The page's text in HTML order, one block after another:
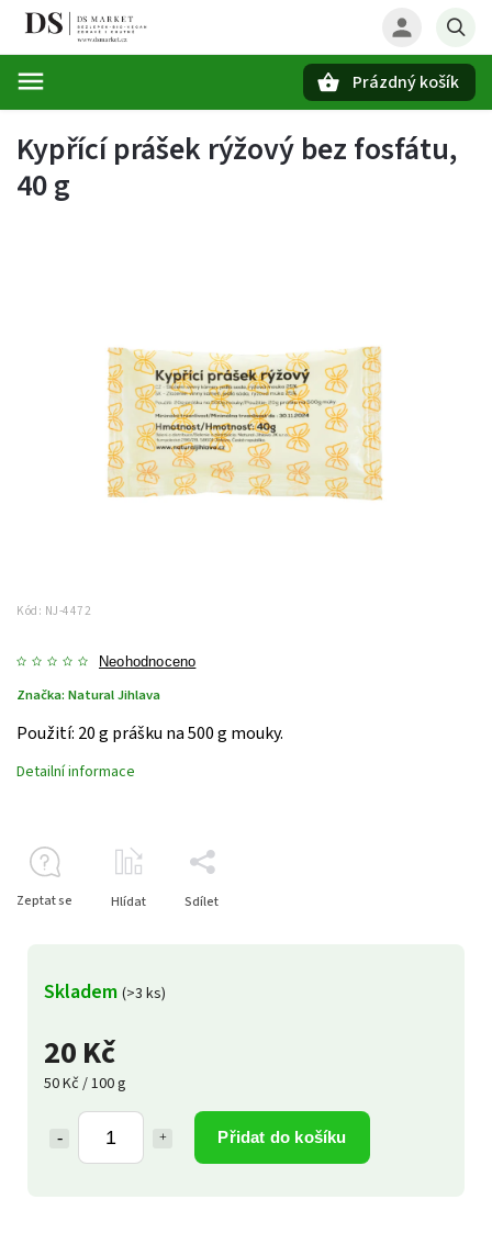
Prázdný košík
Kypřící prášek rýžový bez fosfátu,
40 g
Kód: NJ-4472
Neohodnoceno
Značka: Natural Jihlava
20 Kč
50 Kč / 100 g
Přidat do košíku
Skladem (>3 ks)
Použití: 20 g prášku na 500 g mouky.
Detailní informace
Zeptat se Hlídat Sdílet